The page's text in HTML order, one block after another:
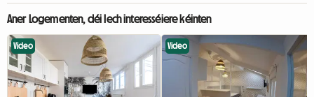
Aner Logementen, déi Iech interesséiere kéinten
Video Video